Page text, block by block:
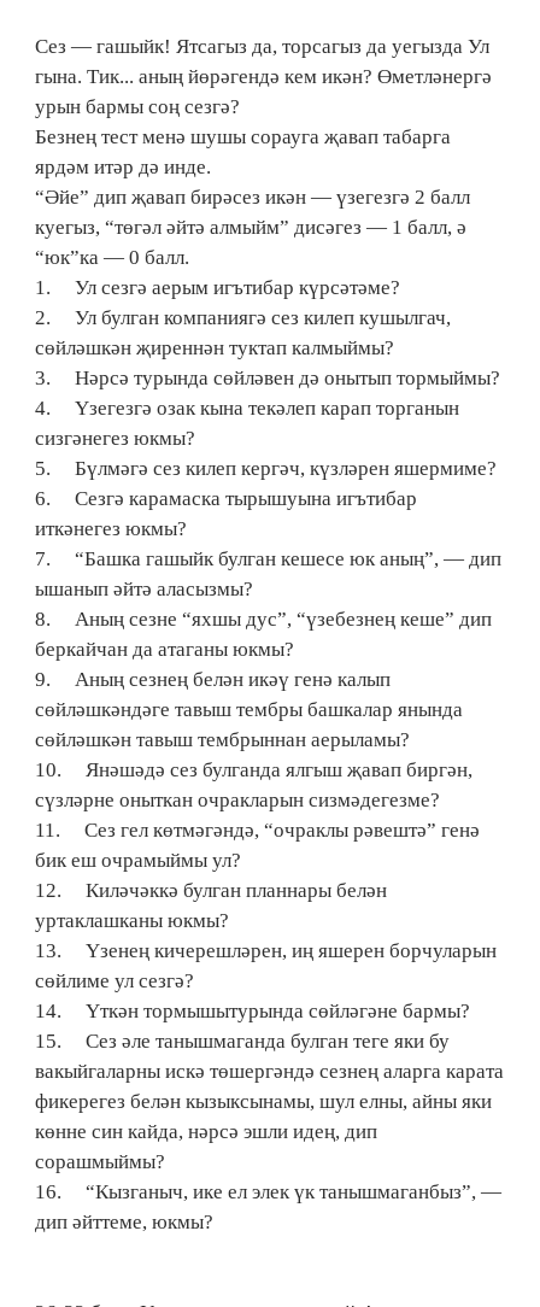
Сез — гашыйк! Ятсагыз да, торсагыз да уегызда Ул
гына. Тик... аның йөрәгендә кем икән? Өметләнергә
урын бармы соң сезгә?
Безнең тест менә шушы сорауга җавап табарга
ярдәм итәр дә инде.
“Әйе” дип җавап бирәсез икән — үзегезгә 2 балл
куегыз, “төгәл әйтә алмыйм” дисәгез — 1 балл, ә
“юк”ка — 0 балл.
1. Ул сезгә аерым игътибар күрсәтәме?
2. Ул булган компаниягә сез килеп кушылгач,
сөйләшкән җиреннән туктап калмыймы?
3. Нәрсә турында сөйләвен дә онытып тормыймы?
4. Үзегезгә озак кына текәлеп карап торганын
сизгәнегез юкмы?
5. Бүлмәгә сез килеп кергәч, күзләрен яшермиме?
6. Сезгә карамаска тырышуына игътибар
иткәнегез юкмы?
7. “Башка гашыйк булган кешесе юк аның”, — дип
ышанып әйтә аласызмы?
8. Аның сезне “яхшы дус”, “үзебезнең кеше” дип
беркайчан да атаганы юкмы?
9. Аның сезнең белән икәү генә калып
сөйләшкәндәге тавыш тембры башкалар янында
сөйләшкән тавыш тембрыннан аерыламы?
10. Янәшәдә сез булганда ялгыш җавап биргән,
сүзләрне оныткан очракларын сизмәдегезме?
11. Сез гел көтмәгәндә, “очраклы рәвештә” генә
бик еш очрамыймы ул?
12. Киләчәккә булган планнары белән
уртаклашканы юкмы?
13. Үзенең кичерешләрен, иң яшерен борчуларын
сөйлиме ул сезгә?
14. Үткән тормышытурында сөйләгәне бармы?
15. Сез әле танышмаганда булган теге яки бу
вакыйгаларны искә төшергәндә сезнең аларга карата
фикерегез белән кызыксынамы, шул елны, айны яки
көнне син кайда, нәрсә эшли идең, дип
сорашмыймы?
16. “Кызганыч, ике ел элек үк танышмаганбыз”, —
дип әйттеме, юкмы?